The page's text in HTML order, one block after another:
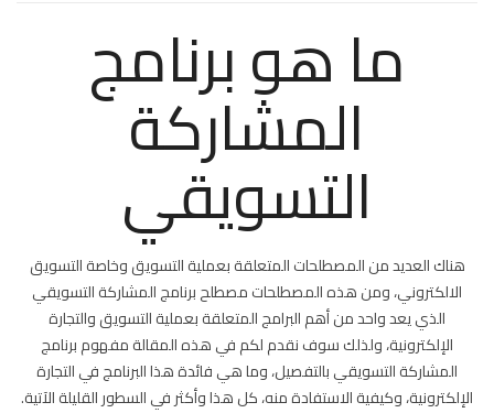
برنامج
المشاركة
التسويقي
مغلقة
ما هو برنامج
المشاركة
التسويقي
هناك العديد من المصطلحات المتعلقة بعملية التسويق وخاصة التسويق
الالكتروني، ومن هذه المصطلحات مصطلح برنامج المشاركة التسويقي
الذي يعد واحد من أهم البرامج المتعلقة بعملية التسويق والتجارة
الإلكترونية، ولذلك سوف نقدم لكم في هذه المقالة مفهوم برنامج
المشاركة التسويقي بالتفصيل، وما هي فائدة هذا البرنامج في التجارة
الإلكترونية، وكيفية الاستفادة منه، كل هذا وأكثر في السطور القليلة الآتية.